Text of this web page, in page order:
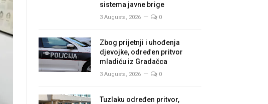
sistema javne brige
3 Augusta, 2026 0
Zbog prijetnji i uhođenja
djevojke, određen pritvor
mladiću iz Gradačca
3 Augusta, 2026 0
Tuzlaku određen pritvor,